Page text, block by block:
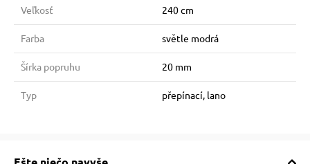
Veľkosť 240 cm
Farba světle modrá
Šírka popruhu 20 mm
Typ přepínací, lano